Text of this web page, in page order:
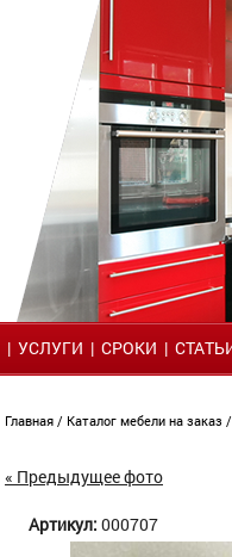
| УСЛУГИ | СРОКИ |
Главная / Каталог мебели на заказ
« Предыдущее фото
Артикул: 000707